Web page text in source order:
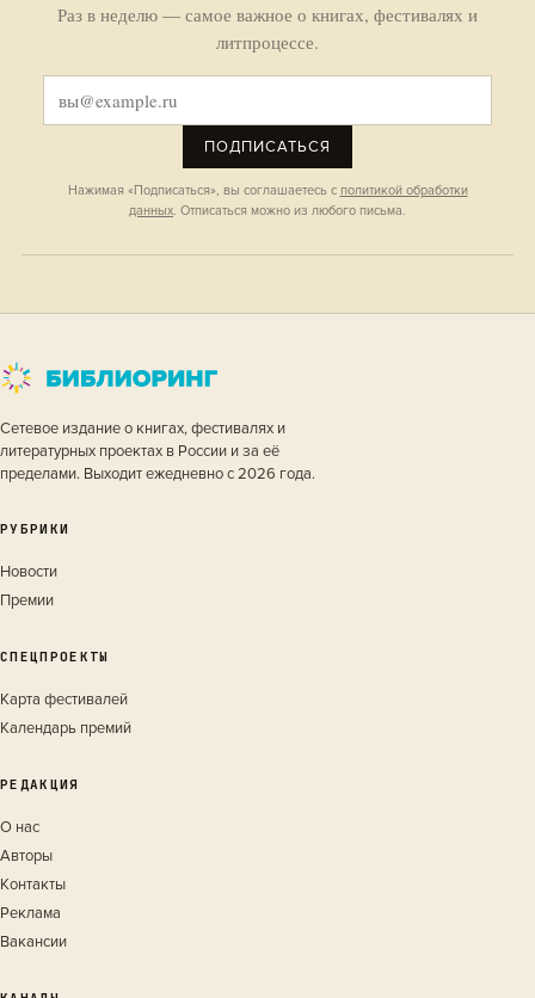
Раз в неделю — самое важное о книгах, фестивалях и
литпроцессе.
ПОДПИСАТЬСЯ
Нажимая «Подписаться», вы соглашаетесь с политикой обработки
данных. Отписаться можно из любого письма.
Сетевое издание о книгах, фестивалях и
литературных проектах в России и за её
пределами. Выходит ежедневно с 2026 года.
РУБРИКИ
Новости
Премии
СПЕЦПРОЕКТЫ
Карта фестивалей
Календарь премий
РЕДАКЦИЯ
О нас
Авторы
Контакты
Реклама
Вакансии